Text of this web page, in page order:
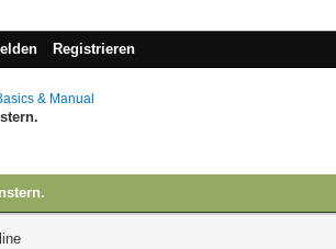
Registrieren
& Manual